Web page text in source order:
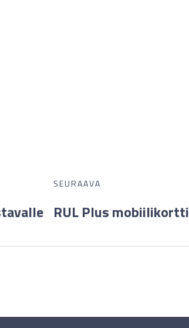
SEURAAVA
RUL Plus mobiilikortti